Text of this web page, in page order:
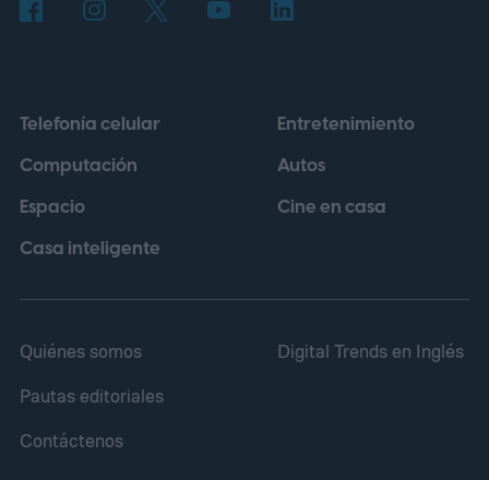
parques temáticos, los videojuegos, las
perspectiva, una película puede no cumplir
sus objetivos en taquilla y, aun así,
contribuir a otras áreas del conglomerado.
Telefonía celular
Computación
Espacio
Casa inteligente
Entretenimiento
Autos
Cine en casa
Quiénes somos
Pautas editoriales
Contáctenos
Digital Trends en Inglés